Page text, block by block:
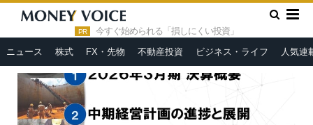
PR 今すぐ始められる「損しにくい投資」
ニュース 株式 FX・先物 不動産投資 ビジネス・ライフ 人気連
HOME » 決算・IR »
トーヨーカネツ、今期は増配予定 主力の
物流ソリューション事業でWMS・AI活用で業務領域拡大、価値向上